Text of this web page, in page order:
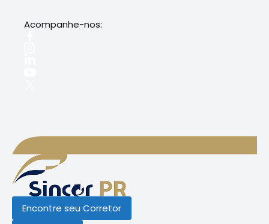
Acompanhe-nos:
Encontre seu Corretor